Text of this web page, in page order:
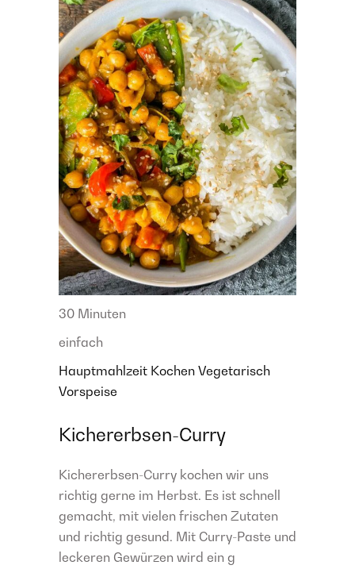
30 Minuten
einfach
Hauptmahlzeit Kochen Vegetarisch
Vorspeise
Kichererbsen-Curry
Kichererbsen-Curry kochen wir uns
richtig gerne im Herbst. Es ist schnell
gemacht, mit vielen frischen Zutaten
und richtig gesund. Mit Curry-Paste und
leckeren Gewürzen wird ein g